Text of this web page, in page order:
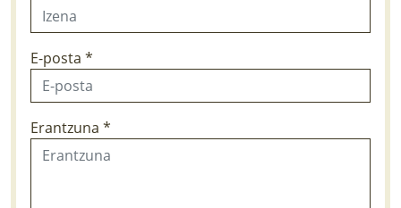
E-posta *
Erantzuna *